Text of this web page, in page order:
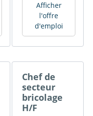
Afficher
l'offre
d'emploi
Chef de
secteur
bricolage
H/F